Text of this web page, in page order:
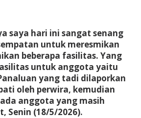
saya hari ini sangat senang
untuk meresmikan
beberapa fasilitas. Yang
untuk anggota yaitu
yang tadi dilaporkan
oleh perwira, kemudian
anggota yang masih
Senin (18/5/2026).